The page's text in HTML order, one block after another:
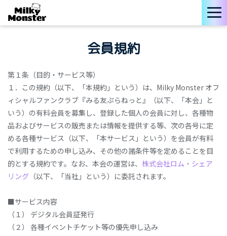
会員規約
第１条（目的・サービス等）
１．この規約（以下、「本規約」という）は、Milky Monster オフ
ィシャルファンクラブ『みる友ぷらねっと』（以下、「本会」と
いう）の有料会員を募集し、登録した個人の会員に対し、各種物
品およびサービスの販売または情報を提供する等、次の各号に定
める各種サービス（以下、「本サービス」という）を会員が有料
で利用するための申し込み、その他の諸条件等を定めることを目
的とする規約です。なお、本会の運営は、 株式会社ロム・シェア
リング （以下、「当社」という）に委託されます。
■サービス内容
（１） デジタル会員証発行
（２） 各種イベントチケット等の優先申し込み